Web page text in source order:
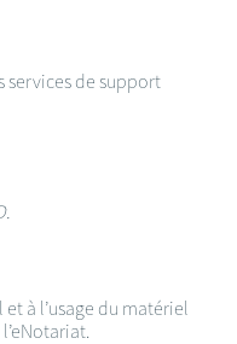
services de support
à l’usage du matériel